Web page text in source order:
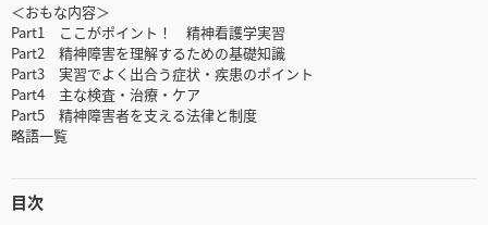
＜おもな内容＞
Part1 ここがポイント！ 精神看護学実習
Part2 精神障害を理解するための基礎知識
Part3 実習でよく出合う症状・疾患のポイント
Part4 主な検査・治療・ケア
Part5 精神障害者を支える法律と制度
略語一覧
目次